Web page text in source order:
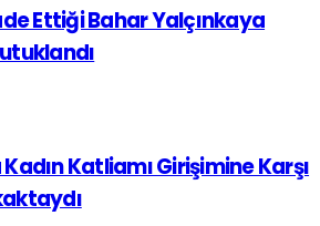
Ettiği Bahar Yalçınkaya
Katliamı Girişimine Karşı